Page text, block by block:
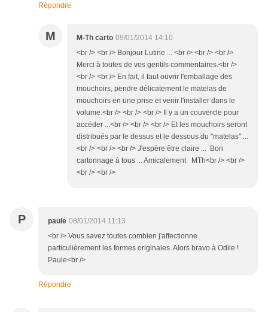
Répondre
M M-Th carto 09/01/2014 14:10
<br /> <br /> Bonjour Lutine ... <br /> <br /> <br />
Merci à toutes de vos gentils commentaires.<br />
<br /> <br /> En fait, il faut ouvrir l'emballage des
mouchoirs, pendre délicatement le matelas de
mouchoirs en une prise et venir l'installer dans le
volume.<br /> <br /> <br /> Il y a un couvercle pour
accéder ...<br /> <br /> <br /> Et les mouchoirs seront
distribués par le dessus et le dessous du "matelas" ...
<br /> <br /> <br /> J'espère être claire ... Bon
cartonnage à tous ... Amicalement MTh<br /> <br />
<br /> <br />
P paule 08/01/2014 11:13
<br /> Vous savez toutes combien j'affectionne
particulièrement les formes originales. Alors bravo à Odile !
Paule<br />
Répondre